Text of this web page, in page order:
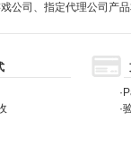
公司、指定代理公司产
·
·